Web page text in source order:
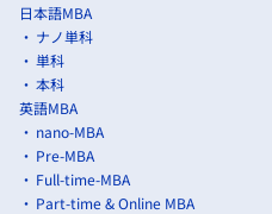
日本語MBA
ナノ単科
単科
本科
英語MBA
nano-MBA
Pre-MBA
Full-time-MBA
Part-time & Online MBA